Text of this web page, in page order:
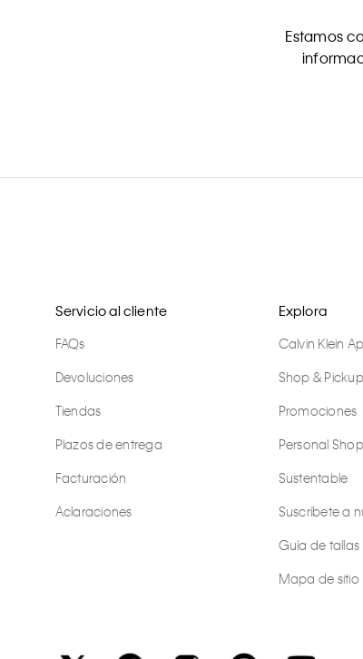
Estamos
Servicio al cliente
FAQs
Devoluciones
Tiendas
Plazos de entrega
Facturación
Aclaraciones
Explora
Calvin Klein
Shop & Pickup
Promociones
Personal
Sustentable
Suscríbete a
Guía de tallas
Mapa de sitio